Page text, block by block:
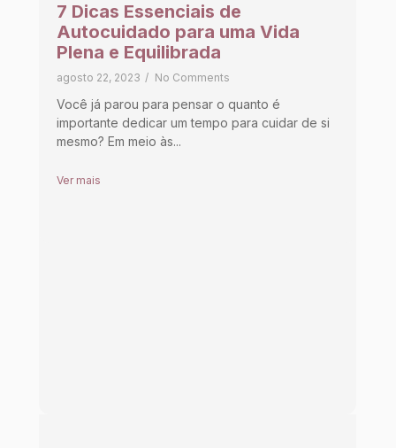
7 Dicas Essenciais de
Autocuidado para uma Vida
Plena e Equilibrada
agosto 22, 2023 / No Comments
Você já parou para pensar o quanto é
importante dedicar um tempo para cuidar de si
mesmo? Em meio às...
Ver mais